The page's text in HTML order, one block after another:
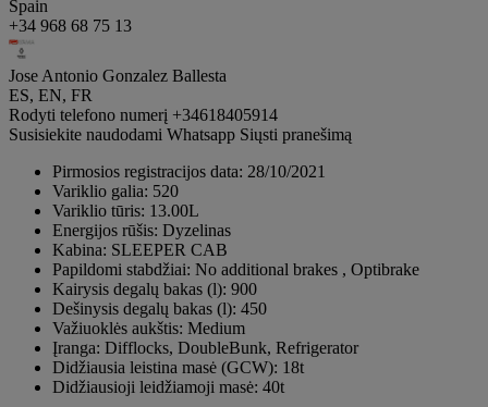
Spain
+34 968 68 75 13
Jose Antonio Gonzalez Ballesta
ES, EN, FR
Rodyti telefono numerį +34618405914
Susisiekite naudodami Whatsapp Siųsti pranešimą
Pirmosios registracijos data: 28/10/2021
Variklio galia: 520
Variklio tūris: 13.00L
Energijos rūšis: Dyzelinas
Kabina: SLEEPER CAB
Papildomi stabdžiai: No additional brakes , Optibrake
Kairysis degalų bakas (l): 900
Dešinysis degalų bakas (l): 450
Važiuoklės aukštis: Medium
Įranga: Difflocks, DoubleBunk, Refrigerator
Didžiausia leistina masė (GCW): 18t
Didžiausioji leidžiamoji masė: 40t